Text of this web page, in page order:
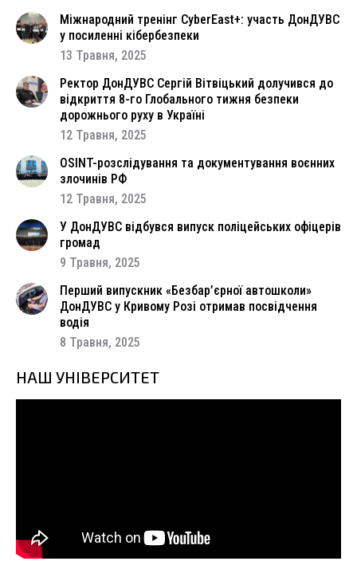
Міжнародний тренінг CyberEast+: участь ДонДУВС
у посиленні кібербезпеки
13 Травня, 2025
Ректор ДонДУВС Сергій Вітвіцький долучився до
відкриття 8-го Глобального тижня безпеки
дорожнього руху в Україні
12 Травня, 2025
OSINT-розслідування та документування воєнних
злочинів РФ
12 Травня, 2025
У ДонДУВС відбувся випуск поліцейських офіцерів
громад
9 Травня, 2025
Перший випускник «Безбар’єрної автошколи»
ДонДУВС у Кривому Розі отримав посвідчення
водія
8 Травня, 2025
НАШ УНІВЕРСИТЕТ